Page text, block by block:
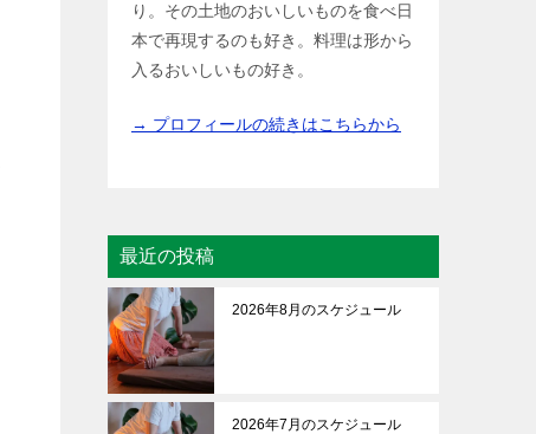
り。その土地のおいしいものを食べ日
本で再現するのも好き。料理は形から
入るおいしいもの好き。
→ プロフィールの続きはこちらから
最近の投稿
2026年8月のスケジュール
2026年7月のスケジュール